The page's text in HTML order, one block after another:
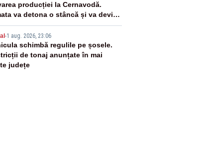
producției la Cernavodă.
va detona o stâncă și va devia
fluviului - IMAGINI AERIENE
-1 aug. 2026, 23:06
schimbă regulile pe șosele.
de tonaj anunțate în mai
județe